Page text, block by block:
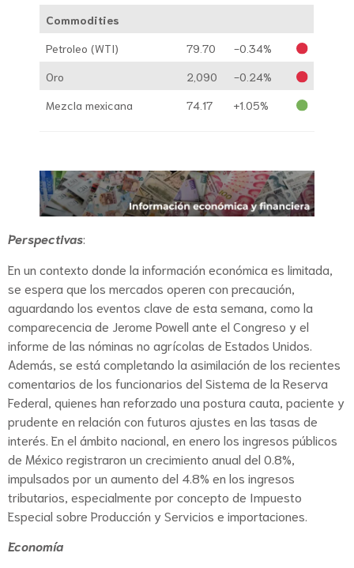
Commodities
Petroleo (WTI)
79.70
-0.34%
Oro
2,090
-0.24%
Mezcla mexicana
74.17 +1.05%
Perspectivas:
En un contexto donde la información económica es limitada,
se espera que los mercados operen con precaución,
aguardando los eventos clave de esta semana, como la
comparecencia de Jerome Powell ante el Congreso y el
informe de las nóminas no agrícolas de Estados Unidos.
Además, se está completando la asimilación de los recientes
comentarios de los funcionarios del Sistema de la Reserva
Federal, quienes han reforzado una postura cauta, paciente y
prudente en relación con futuros ajustes en las tasas de
interés. En el ámbito nacional, en enero los ingresos públicos
de México registraron un crecimiento anual del 0.8%,
impulsados por un aumento del 4.8% en los ingresos
tributarios, especialmente por concepto de Impuesto
Especial sobre Producción y Servicios e importaciones.
Economía